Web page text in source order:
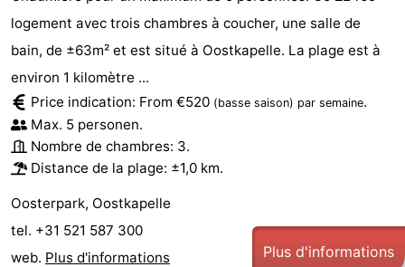
logement avec trois chambres à coucher, une salle de
bain, de ±63m² et est situé à Oostkapelle. La plage est à
environ 1 kilomètre ...
Price indication: From €520 (basse saison) par semaine.
Max. 5 personen.
Nombre de chambres: 3.
Distance de la plage: ±1,0 km.
Oosterpark, Oostkapelle
tel. +31 521 587 300
web. Plus d'informations Plus d'informations